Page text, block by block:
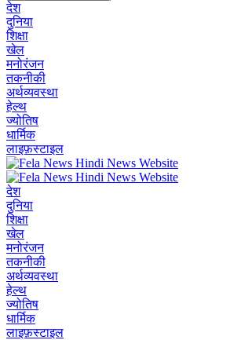
देश
दुनिया
शिक्षा
खेल
मनोरंजन
तकनीकी
अर्थव्यवस्था
हेल्थ
ज्योतिष
धार्मिक
लाइफ़स्टाइल
देश
दुनिया
शिक्षा
खेल
मनोरंजन
तकनीकी
अर्थव्यवस्था
हेल्थ
ज्योतिष
धार्मिक
लाइफ़स्टाइल